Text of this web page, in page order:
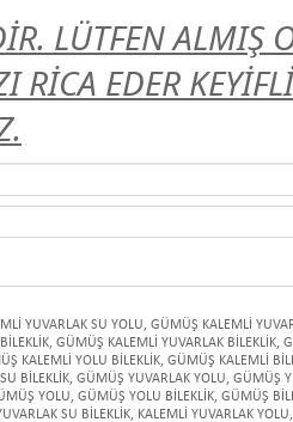
LÜTFEN ALMIŞ
EDER
YUVARLAK SU YOLU, GÜMÜŞ KALEMLİ
, GÜMÜŞ KALEMLİ YUVARLAK BİLEKLİK,
KALEMLİ YOLU BİLEKLİK, GÜMÜŞ KALEMLİ
BİLEKLİK, GÜMÜŞ YUVARLAK YOLU, GÜMÜŞ
YOLU, GÜMÜŞ YOLU BİLEKLİK, GÜMÜŞ
SU BİLEKLİK, KALEMLİ YUVARLAK YOLU,